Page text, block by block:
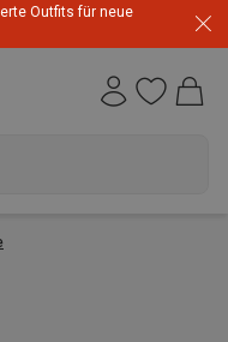
Outfits für neue